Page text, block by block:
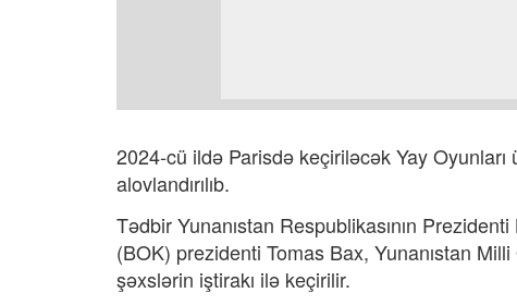
2024-cü ildə Parisdə keçiriləcək Yay
alovlandırılıb.
Tədbir Yunanıstan Respublikasının
(BOK) prezidenti Tomas Bax, Yunanıstan
şəxslərin iştirakı ilə keçirilir.